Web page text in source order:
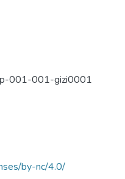
001-001-gizi0001
by-nc/4.0/